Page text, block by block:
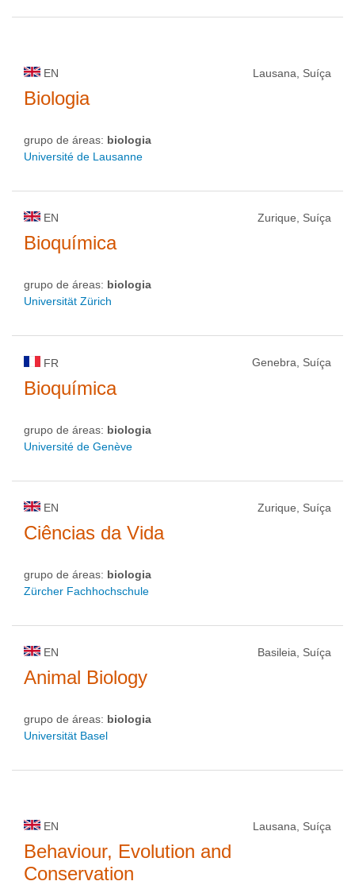
EN Lausana, Suíça
Biologia
grupo de áreas: biologia
Université de Lausanne
EN Zurique, Suíça
Bioquímica
grupo de áreas: biologia
Universität Zürich
FR Genebra, Suíça
Bioquímica
grupo de áreas: biologia
Université de Genève
EN Zurique, Suíça
Ciências da Vida
grupo de áreas: biologia
Zürcher Fachhochschule
EN Basileia, Suíça
Animal Biology
grupo de áreas: biologia
Universität Basel
EN Lausana, Suíça
Behaviour, Evolution and
Conservation